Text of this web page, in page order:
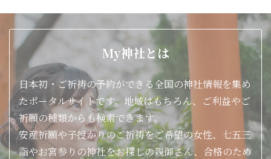
My神社とは
日本初・ご祈祷の予約ができる全国の神社情報を集め
たポータルサイトです。地域はもちろん、ご利益やご
祈願の種類からも検索できます。
安産祈願や子授かりのご祈祷をご希望の女性、七五三
詣やお宮参りの神社をお探しの親御さん、合格のため